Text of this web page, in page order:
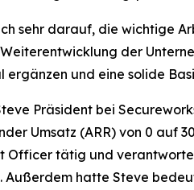
sehr darauf, die wichtige
der
ergänzen und eine solide
Präsident bei
Umsatz (ARR) von 0 auf
Officer tätig und
Außerdem hatte Steve